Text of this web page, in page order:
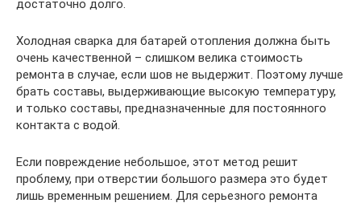
достаточно долго.
Холодная сварка для батарей отопления должна быть
очень качественной – слишком велика стоимость
ремонта в случае, если шов не выдержит. Поэтому лучше
брать составы, выдерживающие высокую температуру,
и только составы, предназначенные для постоянного
контакта с водой.
Если повреждение небольшое, этот метод решит
проблему, при отверстии большого размера это будет
лишь временным решением. Для серьезного ремонта